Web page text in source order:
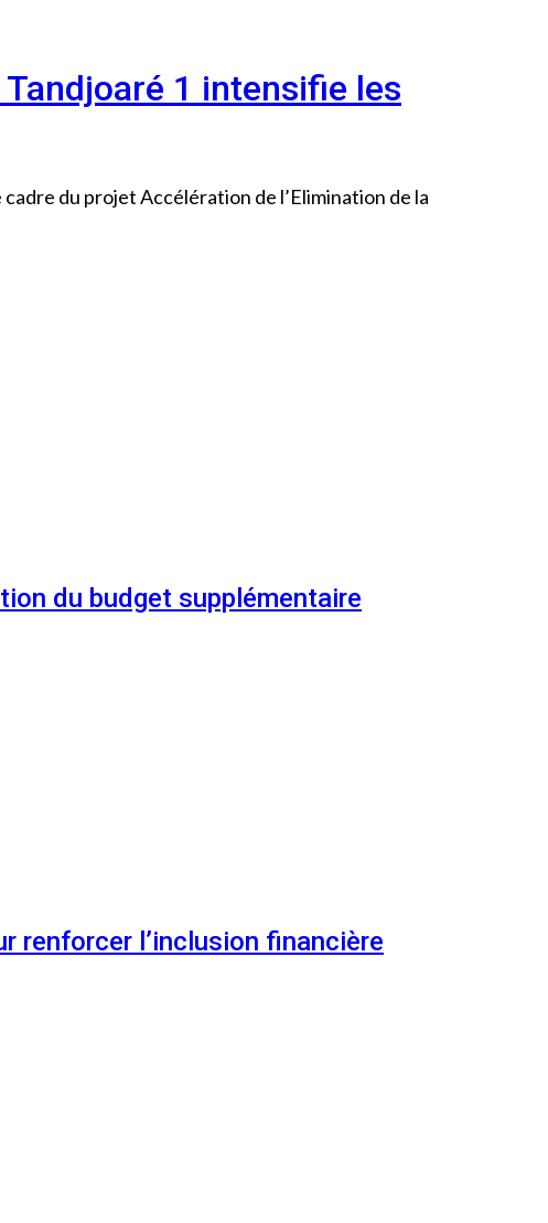
Tandjoaré 1 intensifie les
du projet Accélération de l’Elimination de la
du budget supplémentaire
renforcer l’inclusion financière